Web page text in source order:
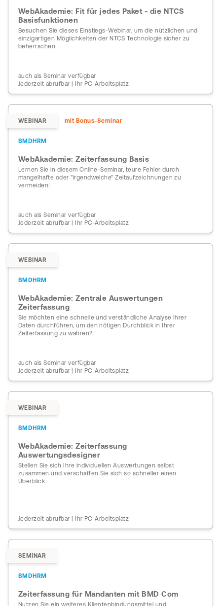
WebAkademie: Fit für jedes Paket - die NTCS
Basisfunktionen
Besuchen Sie dieses Einstiegs-Webinar, um die nützlichen und
einzigartigen Möglichkeiten der NTCS Technologie sicher zu
beherrschen!
auch als Seminar verfügbar
Jederzeit abrufbar | Ihr PC-Arbeitsplatz
WEBINAR mit Bonus-Seminar
BMDHRM
WebAkademie: Zeiterfassung Basis
Lernen Sie in diesem Online-Seminar, teure Fehler durch
mangelhafte oder "irgendwelche" Zeitaufzeichnungen zu
vermeiden!
auch als Seminar verfügbar
Jederzeit abrufbar | Ihr PC-Arbeitsplatz
WEBINAR
BMDHRM
WebAkademie: Zentrale Auswertungen
Zeiterfassung
Sie möchten eine schnelle und verständliche Analyse Ihrer
Daten durchführen, um den nötigen Durchblick in Ihrer
Zeiterfassung zu wahren?
auch als Seminar verfügbar
Jederzeit abrufbar | Ihr PC-Arbeitsplatz
WEBINAR
BMDHRM
WebAkademie: Zeiterfassung
Auswertungsdesigner
Stellen Sie sich Ihre individuellen Auswertungen selbst
zusammen und verschaffen Sie sich so schneller einen
Überblick.
Jederzeit abrufbar | Ihr PC-Arbeitsplatz
SEMINAR
BMDHRM
Zeiterfassung für Mandanten mit BMD Com
Nutzen Sie ein weiteres Klientenbindungsmittel und